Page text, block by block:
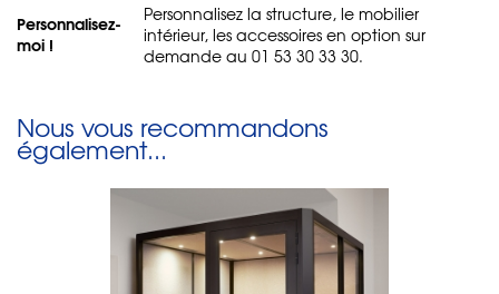
Personnalisez-
moi !
Personnalisez la structure, le mobilier
intérieur, les accessoires en option sur
demande au 01 53 30 33 30.
Nous vous recommandons
également...